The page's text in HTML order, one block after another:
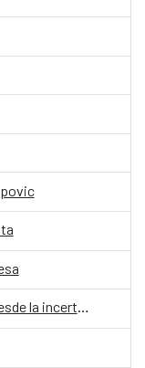
Convocatoria – Paréntesis. Relatos desde la incertidumbre